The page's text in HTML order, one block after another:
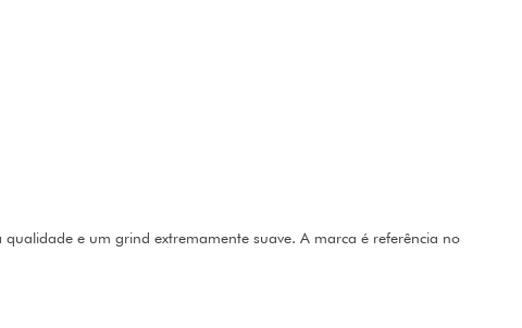
e um grind extremamente suave. A marca é referência no